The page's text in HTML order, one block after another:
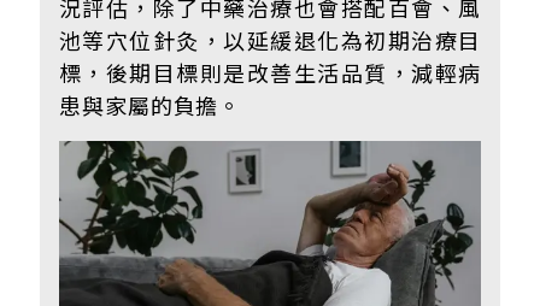
況評估，除了中藥治療也會搭配百會、風
池等穴位針灸，以延緩退化為初期治療目
標，後期目標則是改善生活品質，減輕病
患與家屬的負擔。